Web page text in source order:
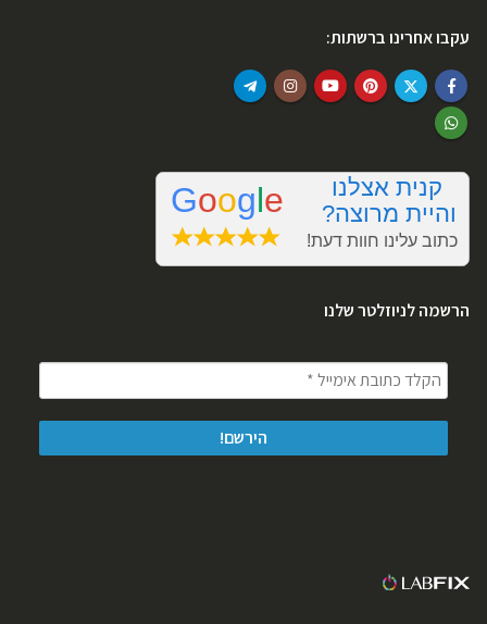
עקבו אחרינו ברשתות:
הרשמה לניוזלטר שלנו